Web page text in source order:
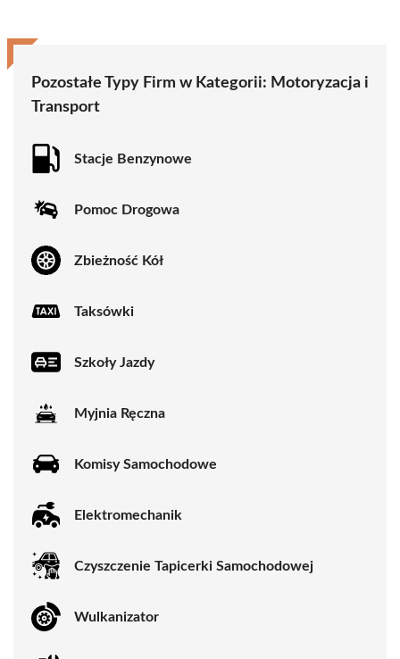
Pozostałe Typy Firm w Kategorii: Motoryzacja i
Transport
Stacje Benzynowe
Pomoc Drogowa
Zbieżność Kół
Taksówki
Szkoły Jazdy
Myjnia Ręczna
Komisy Samochodowe
Elektromechanik
Czyszczenie Tapicerki Samochodowej
Wulkanizator